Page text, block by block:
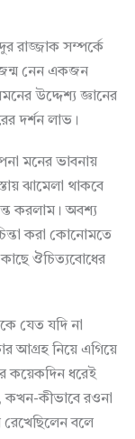
রাজ্জাক সম্পর্কে
জন্ম নেন একজন
উদ্দেশ্য জ্ঞানের
দর্শন লাভ।
মনের ভাবনায়
ঝামেলা থাকবে
করলাম। অবশ্য
করা কোনোমতে
কাছে ঔচিত্যবোধের
যেত যদি না
আগ্রহ নিয়ে এগিয়ে
কয়েকদিন ধরেই
কখন-কীভাবে রওনা
রেখেছিলেন বলে